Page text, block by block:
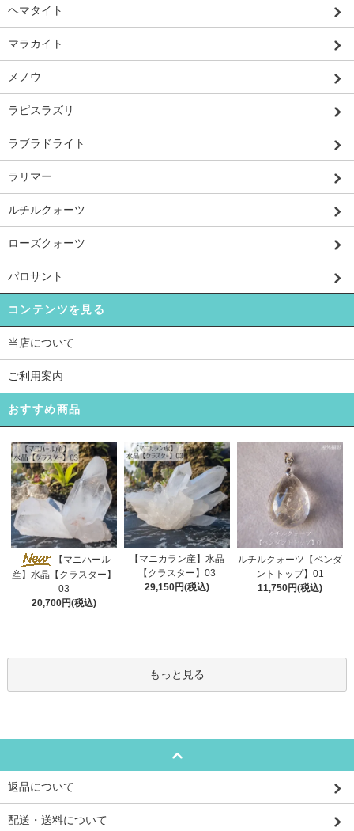
ヘマタイト
マラカイト
メノウ
ラピスラズリ
ラブラドライト
ラリマー
ルチルクォーツ
ローズクォーツ
パロサント
コンテンツを見る
当店について
ご利用案内
おすすめ商品
【マニハール
産】水晶【クラスター】
03
20,700円(税込)
【マニカラン産】水晶
【クラスター】03
29,150円(税込)
ルチルクォーツ【ペンダ
ントトップ】01
11,750円(税込)
もっと見る
返品について
配送・送料について